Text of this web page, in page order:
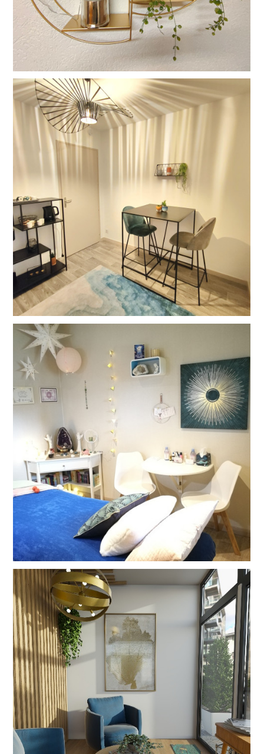
ACCUEIL
IMMOBILIER
DÉCORATION
PROJETS PROS
RÉALISATIONS